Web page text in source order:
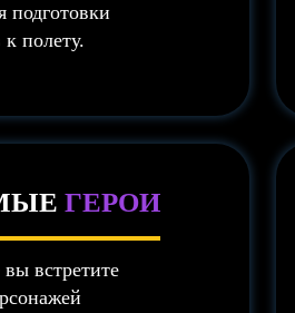
подготовки
полету.
ГЕРОИ
встретите